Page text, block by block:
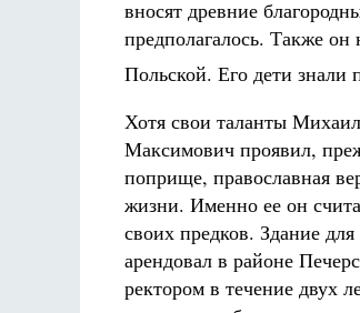
вносят древние
предполагалось. Также
Польской. Его дети знали
Хотя свои таланты
Максимович проявил,
поприще, православная
жизни. Именно ее он
своих предков. Здание
арендовал в районе
ректором в течение двух